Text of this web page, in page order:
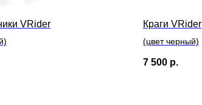
VRider Краги VRider
(цвет черный)
7 500 р.